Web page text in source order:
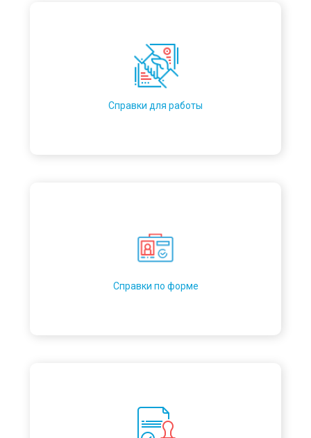
Справки для работы
Справки по форме